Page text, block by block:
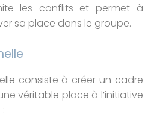
les conflits et permet à
sa place dans le groupe.
consiste à créer un cadre
véritable place à l’initiative